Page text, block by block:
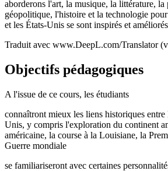
aborderons l'art, la musique, la littérature, la
géopolitique, l'histoire et la technologie
et les États-Unis se sont inspirés et
Traduit avec www.DeepL.com/Translator
Objectifs pédagogiques
A l'issue de ce cours, les étudiants
connaîtront mieux les liens historiques entre
Unis, y compris l'exploration du continent
américaine, la course à la Louisiane, la
Guerre mondiale
se familiariseront avec certaines